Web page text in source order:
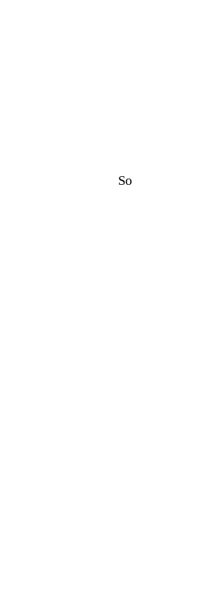
So